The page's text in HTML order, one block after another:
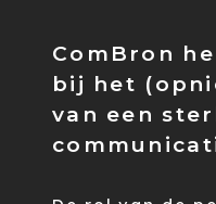
ComBron
bij het
van een